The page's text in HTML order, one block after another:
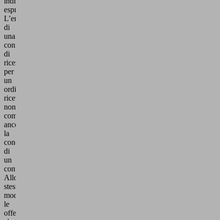
espressa.
L’emissione
di
una
conferma
di
ricezione
per
un
ordine
ricevuto
non
comporta
ancora
la
conclusione
di
un
contratto.
Allo
stesso
modo,
le
offerte